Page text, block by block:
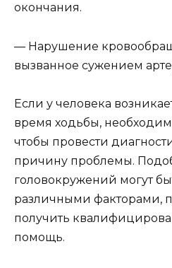
окончания.
— Нарушение
вызванное сужением
Если у человека
время ходьбы,
чтобы провести
причину проблемы.
головокружений могут
различными факторами,
получить
помощь.